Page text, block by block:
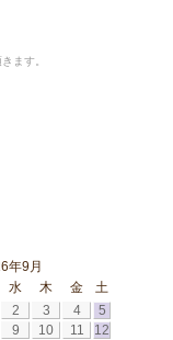
ます。
年9月
水 木 金
土
2 3 4
5
9 10 11
12